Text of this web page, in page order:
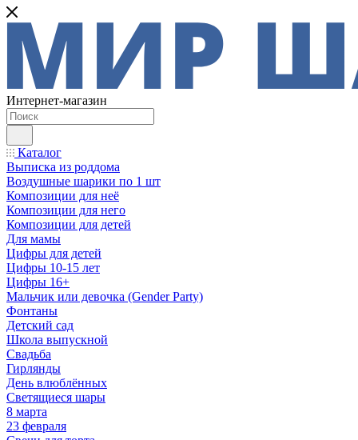
Интернет-магазин
Каталог
Выписка из роддома
Воздушные шарики по 1 шт
Композиции для неё
Композиции для него
Композиции для детей
Для мамы
Цифры для детей
Цифры 10-15 лет
Цифры 16+
Мальчик или девочка (Gender Party)
Фонтаны
Детский сад
Школа выпускной
Свадьба
Гирлянды
День влюблённых
Светящиеся шары
8 марта
23 февраля